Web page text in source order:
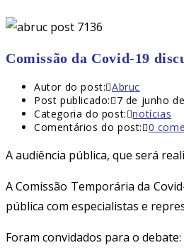
Comissão da Covid-19
Autor do post: Abruc
Post publicado:
7 de junho
Categoria do post: notícias
Comentários do post: 0
A audiência pública, que será
A Comissão Temporária da
pública com especialistas e
Foram convidados para o debate: